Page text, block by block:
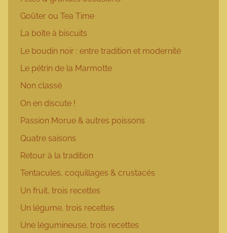
Goûter ou Tea Time
La boîte à biscuits
Le boudin noir : entre tradition et modernité
Le pétrin de la Marmotte
Non classé
On en discute !
Passion Morue & autres poissons
Quatre saisons
Retour à la tradition
Tentacules, coquillages & crustacés
Un fruit, trois recettes
Un légume, trois recettes
Une légumineuse, trois recettes